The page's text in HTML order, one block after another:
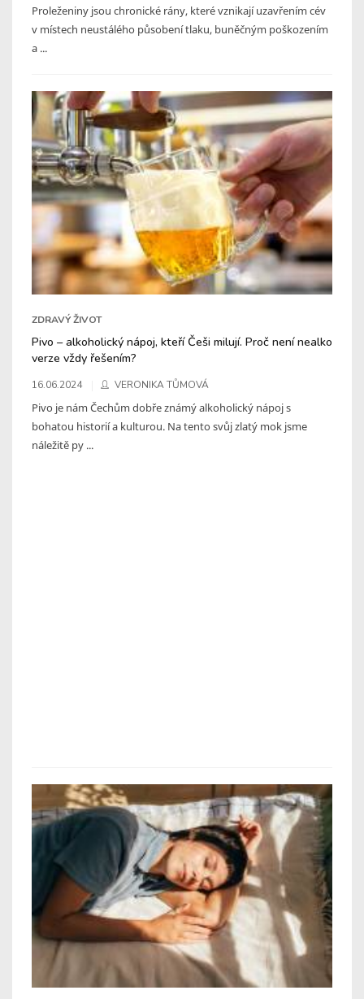
Proleženiny jsou chronické rány, které vznikají uzavřením cév
v místech neustálého působení tlaku, buněčným poškozením
a ...
ZDRAVÝ ŽIVOT
Pivo – alkoholický nápoj, kteří Češi milují. Proč není nealko
verze vždy řešením?
16.06.2024 VERONIKA TŮMOVÁ
Pivo je nám Čechům dobře známý alkoholický nápoj s
bohatou historií a kulturou. Na tento svůj zlatý mok jsme
náležitě py ...